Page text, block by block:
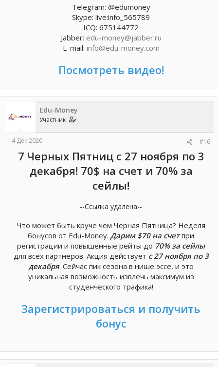
Telegram: @edumoney
Skype: live:info_565789
ICQ: 675144772
Jabber: edu-money@jabber.ru
E-mail: info@edu-money.com
Посмотреть видео!
Edu-Money
Участник
4 Дек 2020 #16
7 Черных Пятниц с 27 ноября по 3
декабря! 70$ на счет и 70% за
сейлы!
--Ссылка удалена--
Что может быть круче чем Черная Пятница? Неделя
бонусов от Edu-Money. Дарим $70 на счетпри
регистрации и повышенные рейты до 70% за сейлы
для всех партнеров. Акция действует с 27 ноября по 3
декабря. Сейчас пик сезона в нише эссе, и это
уникальная возможность извлечь максимум из
студенческого трафика!
Зарегистрироваться и получить
бонус